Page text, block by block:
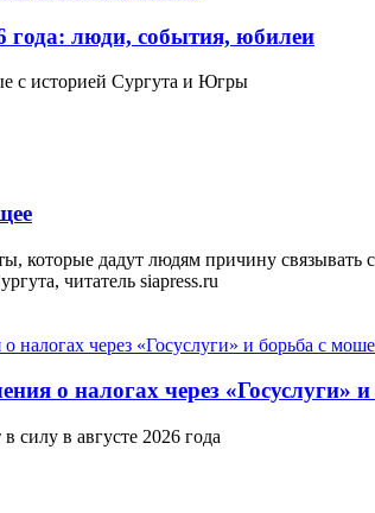
года: люди, события, юбилеи
с историей Сургута и Югры
которые дадут людям причину связывать
читатель siapress.ru
о налогах через «Госуслуги»
силу в августе 2026 года